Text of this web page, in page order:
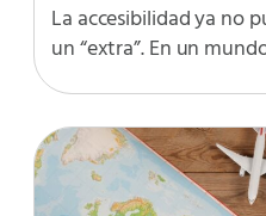
La accesibilidad ya no
un “extra”. En un